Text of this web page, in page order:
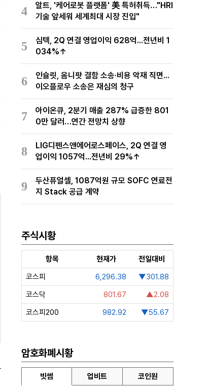
4
알트, '케어로봇 플랫폼' 美 특허취득…"HRI
기술 앞세워 세계최대 시장 진입"
5
심텍, 2Q 연결 영업이익 628억...전년비 1
034%↑
6
인슐릿, 옴니팟 결함 소송·비용 악재 직면...
이오플로우 소송은 재심의 청구
7
아이온큐, 2분기 매출 287% 급증한 801
0만 달러…연간 전망치 상향
8
LIG디펜스앤에어로스페이스, 2Q 연결 영
업이익 1057억...전년비 29%↑
9
두산퓨얼셀, 1087억원 규모 SOFC 연료전
지 Stack 공급 계약
주식시황
항목 현재가
전일대비
코스피
6,296.38
▼301.88
코스닥
801.67
▲2.08
코스피200
982.92 ▼55.67
암호화폐시황
빗썸 업비트 코인원